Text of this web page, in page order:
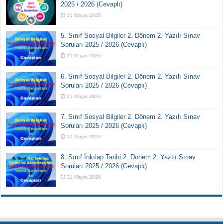
2025 / 2026 (Cevaplı)
31 Mayıs 2026
5. Sınıf Sosyal Bilgiler 2. Dönem 2. Yazılı Sınav
Soruları 2025 / 2026 (Cevaplı)
31 Mayıs 2026
6. Sınıf Sosyal Bilgiler 2. Dönem 2. Yazılı Sınav
Soruları 2025 / 2026 (Cevaplı)
31 Mayıs 2026
7. Sınıf Sosyal Bilgiler 2. Dönem 2. Yazılı Sınav
Soruları 2025 / 2026 (Cevaplı)
31 Mayıs 2026
8. Sınıf İnkılap Tarihi 2. Dönem 2. Yazılı Sınav
Soruları 2025 / 2026 (Cevaplı)
31 Mayıs 2026